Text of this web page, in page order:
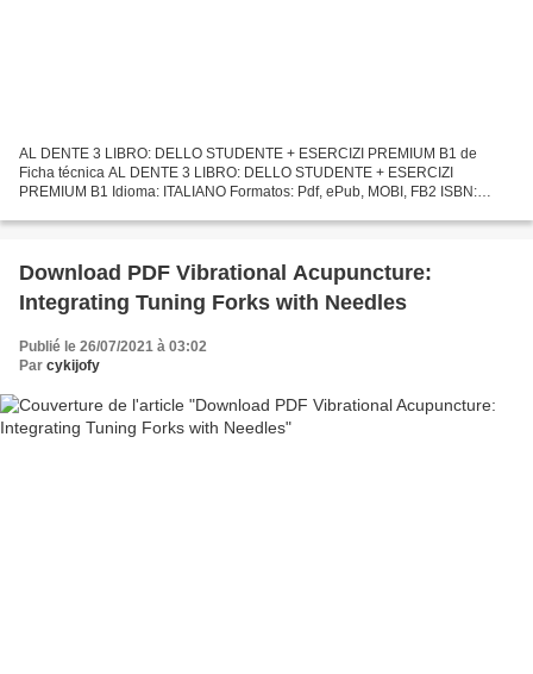
AL DENTE 3 LIBRO: DELLO STUDENTE + ESERCIZI PREMIUM B1 de
Ficha técnica AL DENTE 3 LIBRO: DELLO STUDENTE + ESERCIZI
PREMIUM B1 Idioma: ITALIANO Formatos: Pdf, ePub, MOBI, FB2 ISBN:
PUBLICACIONES...
Download PDF Vibrational Acupuncture:
Integrating Tuning Forks with Needles
Publié le 26/07/2021 à 03:02
Par cykijofy